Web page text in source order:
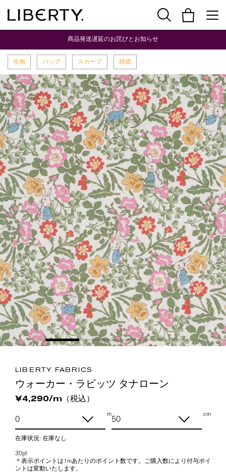
商品発送遅延のお詫びとお知らせ
生地 バッグ スカーフ 雑貨
LIBERTY FABRICS
ウォーカー・ラビッツ タナローン
¥4,290/m（税込）
m cm
在庫状況: 在庫なし
30pt
＊表示ポイントは1mあたりのポイント数です。ご購入数により付与ポイ
ントは変動いたします。